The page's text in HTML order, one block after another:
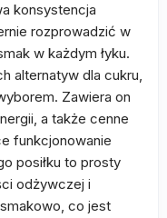
konsystencja
rozprowadzić w
w każdym łyku.
alternatyw dla cukru,
Zawiera on
a także cenne
funkcjonowanie
posiłku to prosty
odżywczej i
co jest